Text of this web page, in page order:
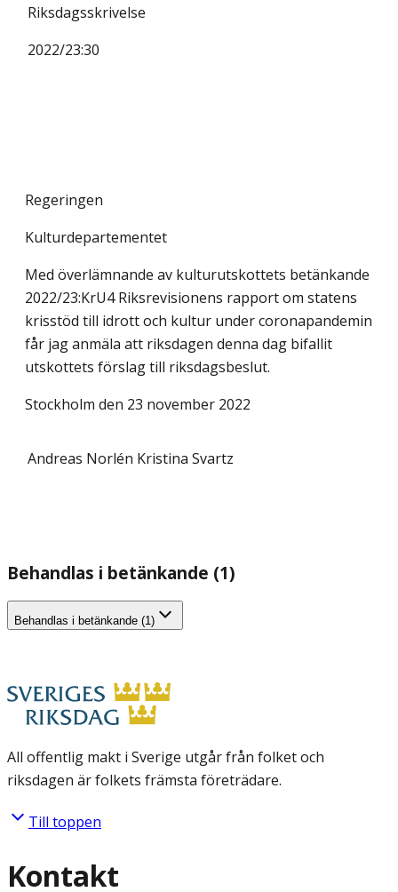
Riksdagsskrivelse
2022/23:30
Regeringen
Kulturdepartementet
Med överlämnande av kulturutskottets betänkande
2022/23:KrU4 Riksrevisionens rapport om statens
krisstöd till idrott och kultur under coronapandemin
får jag anmäla att riksdagen denna dag bifallit
utskottets förslag till riksdagsbeslut.
Stockholm den 23 november 2022
Andreas Norlén Kristina Svartz
Behandlas i betänkande (1)
Behandlas i betänkande (1)
All offentlig makt i Sverige utgår från folket och
riksdagen är folkets främsta företrädare.
Till toppen
Kontakt